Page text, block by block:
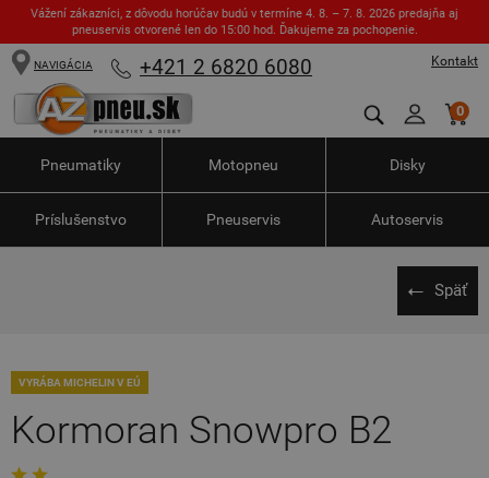
Vážení zákazníci, z dôvodu horúčav budú v termíne 4. 8. – 7. 8. 2026 predajňa aj
pneuservis otvorené len do 15:00 hod. Ďakujeme za pochopenie.
Kontakt
NAVIGÁCIA +421 2 6820 6080
0
Pneumatiky Motopneu Disky
Príslušenstvo Pneuservis Autoservis
Späť
VYRÁBA MICHELIN V EÚ
Kormoran Snowpro B2